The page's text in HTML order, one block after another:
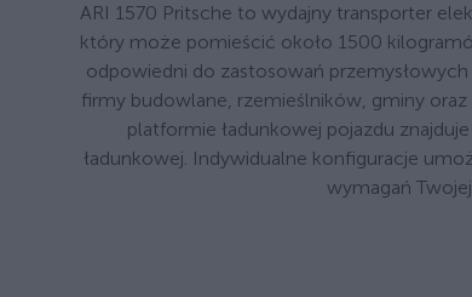
ARI 1570 Pritsche to wydajny transporter
który może pomieścić około 1500
odpowiedni do zastosowań
firmy budowlane, rzemieślników, gminy
platformie ładunkowej pojazdu
ładunkowej. Indywidualne konfiguracje
wymagań